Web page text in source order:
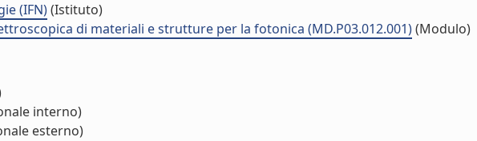
(IFN)(Istituto)
di materiali e strutture per la fotonica (MD.P03.012.001)(Modulo)
interno)
esterno)